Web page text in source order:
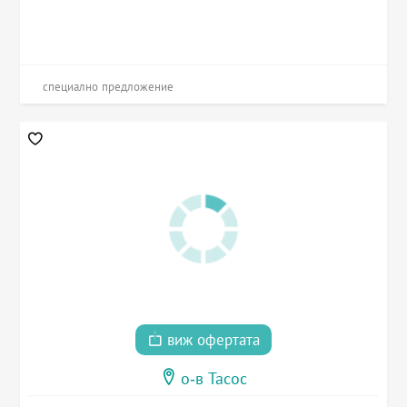
специално предложение
виж офертата
о-в Тасос